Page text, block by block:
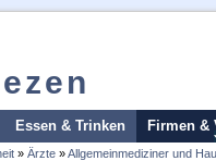
Essen & Trinken Firmen &
» Ärzte »Allgemeinmediziner und